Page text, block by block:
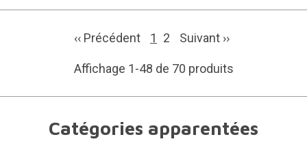
‹‹ Précédent 1 2 Suivant ››
Affichage 1-48 de 70 produits
Catégories apparentées